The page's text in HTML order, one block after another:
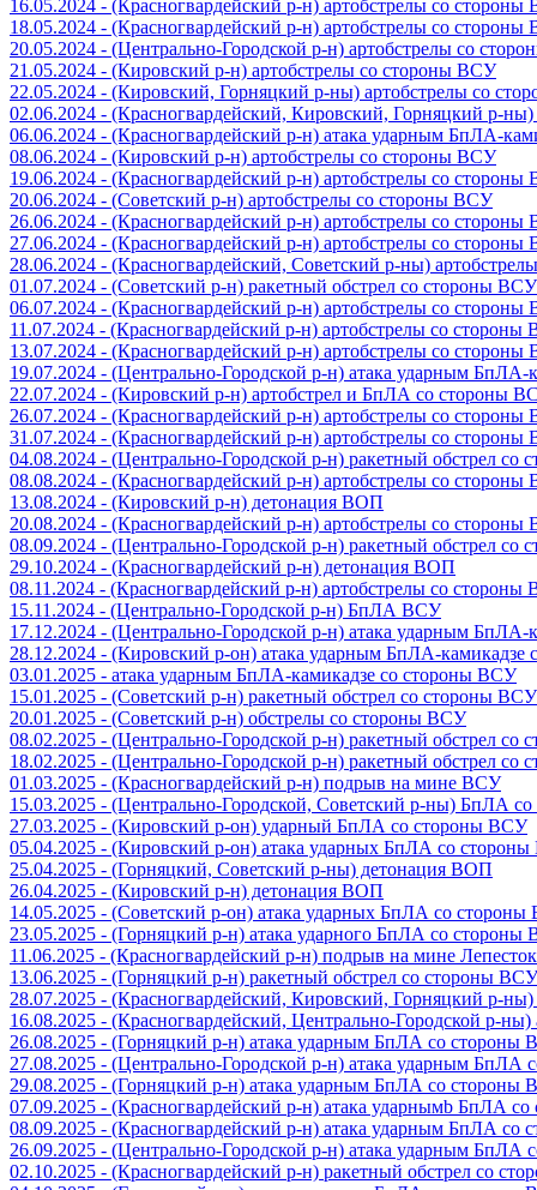
16.05.2024 - (Красногвардейский р-н) артобстрелы со
18.05.2024 - (Красногвардейский р-н) артобстрелы со
20.05.2024 - (Центрально-Городской р-н) артобстрелы со
21.05.2024 - (Кировский р-н) артобстрелы со стороны ВСУ
22.05.2024 - (Кировский, Горняцкий р-ны) артобстрелы со
02.06.2024 - (Красногвардейский, Кировский, Горняцкий р-
06.06.2024 - (Красногвардейский р-н) атака ударным БпЛА-
08.06.2024 - (Кировский р-н) артобстрелы со стороны ВСУ
19.06.2024 - (Красногвардейский р-н) артобстрелы со
20.06.2024 - (Советский р-н) артобстрелы со стороны ВСУ
26.06.2024 - (Красногвардейский р-н) артобстрелы со
27.06.2024 - (Красногвардейский р-н) артобстрелы со
28.06.2024 - (Красногвардейский, Советский р-ны)
01.07.2024 - (Советский р-н) ракетный обстрел со стороны ВСУ
06.07.2024 - (Красногвардейский р-н) артобстрелы со
11.07.2024 - (Красногвардейский р-н) артобстрелы со стороны
13.07.2024 - (Красногвардейский р-н) артобстрелы со
19.07.2024 - (Центрально-Городской р-н) атака ударным
22.07.2024 - (Кировский р-н) артобстрел и БпЛА со стороны
26.07.2024 - (Красногвардейский р-н) артобстрелы со
31.07.2024 - (Красногвардейский р-н) артобстрелы со
04.08.2024 - (Центрально-Городской р-н) ракетный обстрел со
08.08.2024 - (Красногвардейский р-н) артобстрелы со
13.08.2024 - (Кировский р-н) детонация ВОП
20.08.2024 - (Красногвардейский р-н) артобстрелы со
08.09.2024 - (Центрально-Городской р-н) ракетный обстрел со
29.10.2024 - (Красногвардейский р-н) детонация ВОП
08.11.2024 - (Красногвардейский р-н) артобстрелы со стороны
15.11.2024 - (Центрально-Городской р-н) БпЛА ВСУ
17.12.2024 - (Центрально-Городской р-н) атака ударным
28.12.2024 - (Кировский р-он) атака ударным БпЛА-
03.01.2025 - атака ударным БпЛА-камикадзе со стороны ВСУ
15.01.2025 - (Советский р-н) ракетный обстрел со стороны ВСУ
20.01.2025 - (Советский р-н) обстрелы со стороны ВСУ
08.02.2025 - (Центрально-Городской р-н) ракетный обстрел со
18.02.2025 - (Центрально-Городской р-н) ракетный обстрел со
01.03.2025 - (Красногвардейский р-н) подрыв на мине ВСУ
15.03.2025 - (Центрально-Городской, Советский р-ны) БпЛА
27.03.2025 - (Кировский р-он) ударный БпЛА со стороны ВСУ
05.04.2025 - (Кировский р-он) атака ударных БпЛА со
25.04.2025 - (Горняцкий, Советский р-ны) детонация ВОП
26.04.2025 - (Кировский р-н) детонация ВОП
14.05.2025 - (Советский р-он) атака ударных БпЛА со
23.05.2025 - (Горняцкий р-н) атака ударного БпЛА со стороны
11.06.2025 - (Красногвардейский р-н) подрыв на мине Лепесток
13.06.2025 - (Горняцкий р-н) ракетный обстрел со стороны ВСУ
28.07.2025 - (Красногвардейский, Кировский, Горняцкий р-
16.08.2025 - (Красногвардейский, Центрально-Городской р-
26.08.2025 - (Горняцкий р-н) атака ударным БпЛА со стороны
27.08.2025 - (Центрально-Городской р-н) атака ударным БпЛА
29.08.2025 - (Горняцкий р-н) атака ударным БпЛА со стороны
07.09.2025 - (Красногвардейский р-н) атака ударнымb БпЛА
08.09.2025 - (Красногвардейский р-н) атака ударным БпЛА со
26.09.2025 - (Центрально-Городской р-н) атака ударным БпЛА
02.10.2025 - (Красногвардейский р-н) ракетный обстрел со